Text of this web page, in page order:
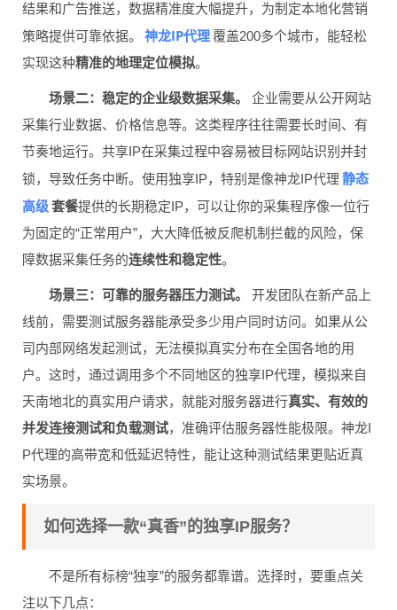
结果和广告推送，数据精准度大幅提升，为制定本地化营销
策略提供可靠依据。
神龙IP代理覆盖200多个城市，能轻松
实现这种精准的地理定位模拟。
场景二：稳定的企业级数据采集。
企业需要从公开网站
采集行业数据、价格信息等。这类程序往往需要长时间、有
节奏地运行。共享IP在采集过程中容易被目标网站识别并封
锁，导致任务中断。使用独享IP，特别是像神龙IP代理 静态
高级套餐提供的长期稳定IP，可以让你的采集程序像一位行
为固定的“正常用户”，大大降低被反爬机制拦截的风险，保
障数据采集任务的连续性和稳定性。
场景三：可靠的服务器压力测试。
开发团队在新产品上
线前，需要测试服务器能承受多少用户同时访问。如果从公
司内部网络发起测试，无法模拟真实分布在全国各地的用
户。这时，通过调用多个不同地区的独享IP代理，模拟来自
天南地北的真实用户请求，就能对服务器进行真实、有效的
并发连接测试和负载测试，准确评估服务器性能极限。神龙I
P代理的高带宽和低延迟特性，能让这种测试结果更贴近真
实场景。
如何选择一款“真香”的独享IP服务？
不是所有标榜“独享”的服务都靠谱。选择时，要重点关
注以下几点：